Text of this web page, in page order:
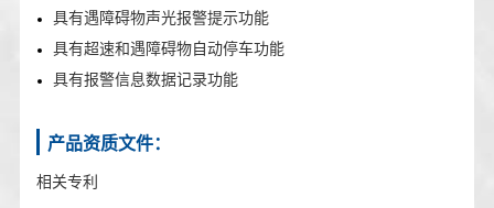
具有遇障碍物声光报警提示功能
具有超速和遇障碍物自动停车功能
具有报警信息数据记录功能
产品资质文件：
相关专利